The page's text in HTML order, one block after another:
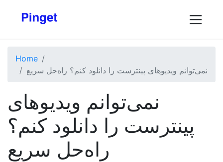
Home
نمی‌توانم ویدیوهای پینترست را دانلود کنم؟ راه‌حل سریع
نمی‌توانم ویدیوهای
پینترست را دانلود کنم؟
راه‌حل سریع